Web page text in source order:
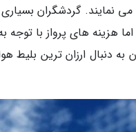
نمایند. گردشگران بسیاری
هزینه های پرواز با توجه
دنبال ارزان ترین بلیط